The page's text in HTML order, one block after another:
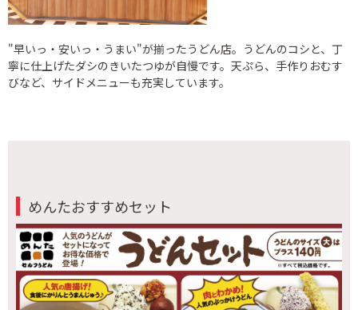
"早いっ・安いっ・うまい"が揃ったうどん店。うどんのコシと、丁
寧に仕上げたダシのきいたつゆが自慢です。天ぷら、手作りおむす
びなど、サイドメニューも充実しています。
めんたおすすめセット